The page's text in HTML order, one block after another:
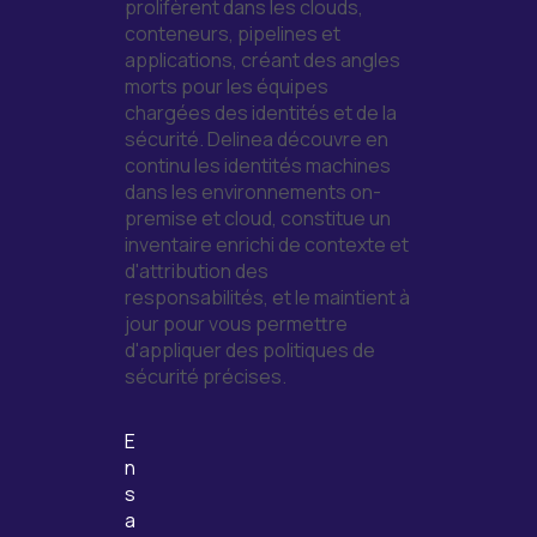
prolifèrent dans les clouds,
conteneurs, pipelines et
applications, créant des angles
morts pour les équipes
chargées des identités et de la
sécurité. Delinea découvre en
continu les identités machines
dans les environnements on-
premise et cloud, constitue un
inventaire enrichi de contexte et
d'attribution des
responsabilités, et le maintient à
jour pour vous permettre
d'appliquer des politiques de
sécurité précises.
E
n
s
a